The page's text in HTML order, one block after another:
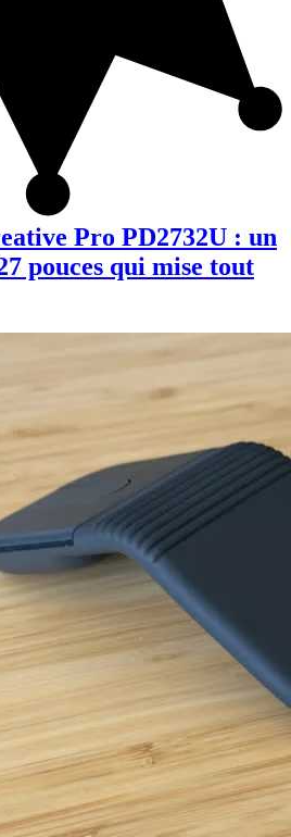
Pro PD2732U : un
pouces qui mise tout